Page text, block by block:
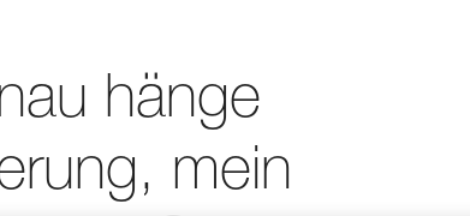
hänge
mein